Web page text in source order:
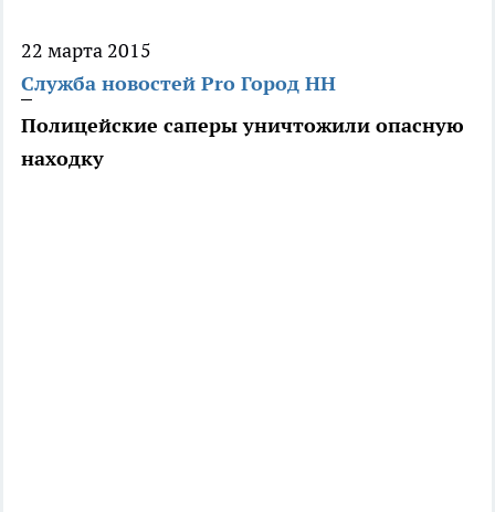
22 марта 2015
Служба новостей Pro Город НН
Полицейские саперы уничтожили опасную
находку